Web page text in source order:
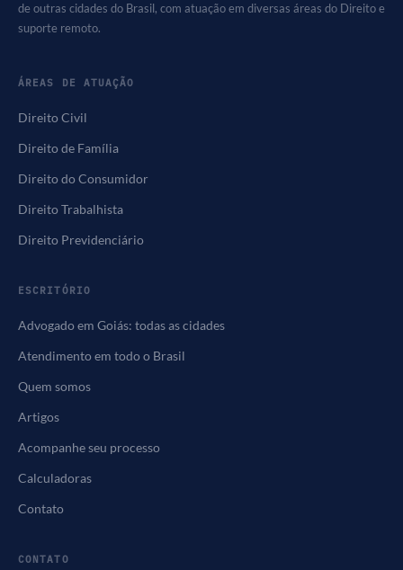
de outras cidades do Brasil, com atuação em diversas áreas do Direito e
suporte remoto.
ÁREAS DE ATUAÇÃO
Direito Civil
Direito de Família
Direito do Consumidor
Direito Trabalhista
Direito Previdenciário
ESCRITÓRIO
Advogado em Goiás: todas as cidades
Atendimento em todo o Brasil
Quem somos
Artigos
Acompanhe seu processo
Calculadoras
Contato
CONTATO